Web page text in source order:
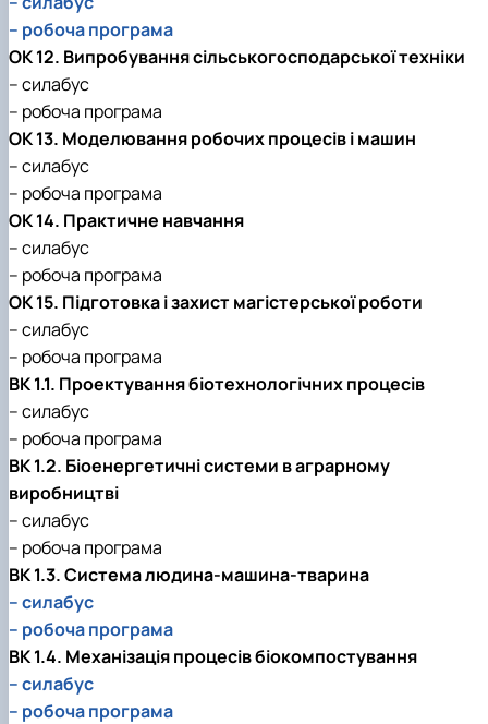
– робоча програма
ОК 12. Випробування сільськогосподарської техніки
– силабус
– робоча програма
ОК 13. Моделювання робочих процесів і машин
– силабус
– робоча програма
ОК 14. Практичне навчання
– силабус
– робоча програма
ОК 15. Підготовка і захист магістерської роботи
– силабус
– робоча програма
ВК 1.1. Проектування біотехнологічних процесів
– силабус
– робоча програма
ВК 1.2. Біоенергетичні системи в аграрному
виробництві
– силабус
– робоча програма
ВК 1.3. Система людина-машина-тварина
– силабус
– робоча програма
ВК 1.4. Механізація процесів біокомпостування
– силабус
– робоча програма